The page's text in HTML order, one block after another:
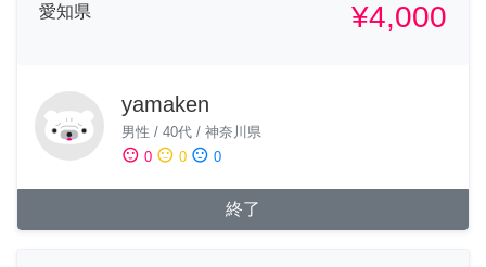
愛知県
¥4,000
yamaken
男性 / 40代 / 神奈川県
sentiment_satisfied 0 sentiment_neutral 0 sentiment_dissatisfied 0
終了